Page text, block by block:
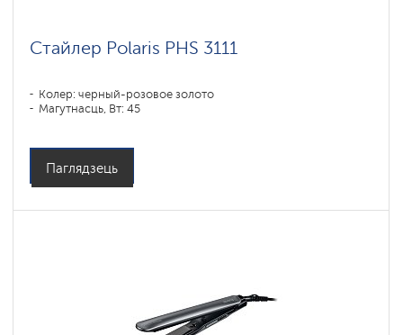
Стайлер Polaris PHS 3111
Колер: черный-розовое золото
Магутнасць, Вт: 45
Паглядзець